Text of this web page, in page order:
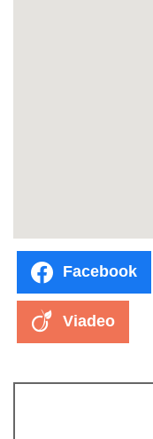
Facebook
Viadeo